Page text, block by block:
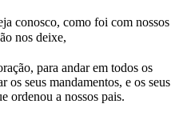
conosco, como foi com nossos
nos deixe,
para andar em todos os
os seus mandamentos, e os seus
ordenou a nossos pais.